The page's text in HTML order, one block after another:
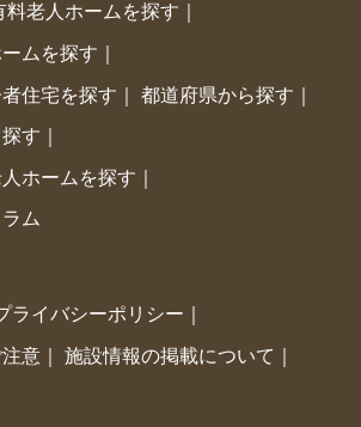
料老人ホームを探す
ムを探す
住宅を探す 都道府県から探す
す
ホームを探す
ム
ライバシーポリシー
意 施設情報の掲載について